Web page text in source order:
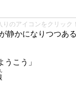
のアイコンをクリック！
静かになりつつあ
うこう」